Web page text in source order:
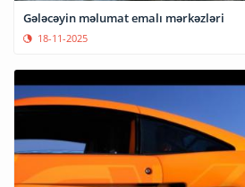
Gələcəyin məlumat emalı mərkəzləri
18-11-2025